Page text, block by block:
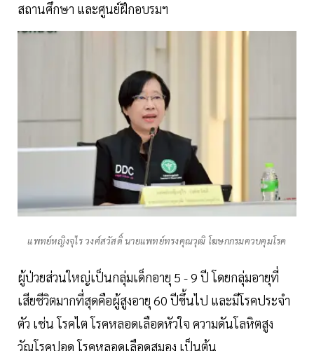
สถานศึกษา และศูนย์ฝึกอบรมฯ
แพทย์หญิงจุไร วงศ์สวัสดิ์ นายแพทย์ทรงคุณวุฒิ โฆษกกรมควบคุมโรค
ผู้ป่วยส่วนใหญ่เป็นกลุ่มเด็กอายุ 5 - 9 ปี โดยกลุ่มอายุที่
เสียชีวิตมากที่สุดคือผู้สูงอายุ 60 ปีขึ้นไป และมีโรคประจำ
ตัว เช่น โรคไต โรคหลอดเลือดหัวใจ ความดันโลหิตสูง
วัณโรคปอด โรคหลอดเลือดสมอง เป็นต้น